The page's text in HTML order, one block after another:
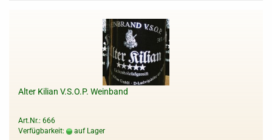
Alter Kilian V.S.O.P. Weinband
Art.Nr.: 666
Verfügbarkeit:
auf Lager